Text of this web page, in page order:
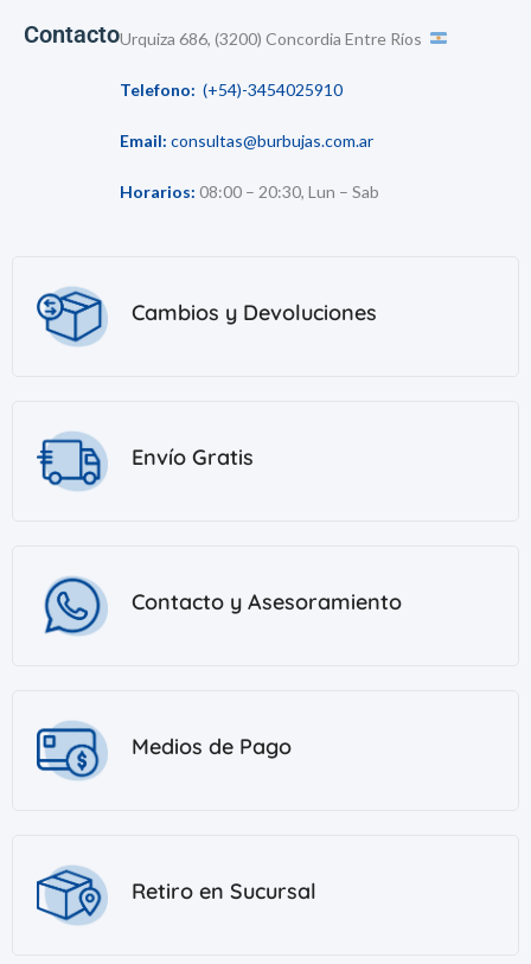
ContactoUrquiza 686, (3200) Concordia Entre Ríos
Telefono: (+54)-3454025910
Email: consultas@burbujas.com.ar
Horarios: 08:00 – 20:30, Lun – Sab
Cambios y Devoluciones
Envío Gratis
Contacto y Asesoramiento
Medios de Pago
Retiro en Sucursal